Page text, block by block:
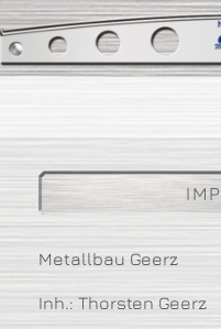
Zum
Inhalt
springen
IMP
Metallbau Geerz
Inh.: Thorsten Geerz